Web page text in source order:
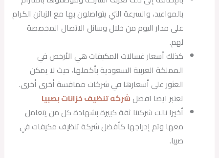
بالمواعيد، والسرعة التي يتواصلون بها مع الزبائن الكرام
على مدار اليوم من خلال وسائل الاتصال المخصصة
لهم.
كذلك أسعار غسالات المكيفات هي الأرخص في
المملكة العربية السعودية بأكملها، حيث لا يمكن
العثور على أسعارها في شركات ممافسة أخرى أخرى.
تعتبر ايضا افضلشركه تنظيف خزانات بصبيا
أخيرا نالت شركتنا ثقة كبيرة بشهادة كل من يتعامل
معها وتم إدراجها كأفضل شركة تنظيف مكيفات في
صبيا.